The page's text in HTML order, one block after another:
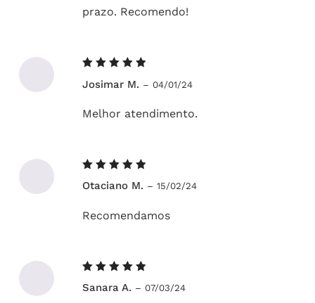
prazo. Recomendo!
5de 5
Josimar M. – 04/01/24
Melhor atendimento.
5de 5
Otaciano M. – 15/02/24
Recomendamos
5de 5
Sanara A. – 07/03/24